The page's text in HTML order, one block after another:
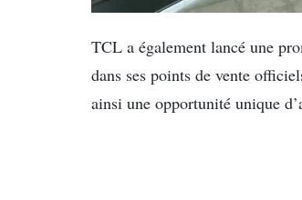
TCL a également lancé une
dans ses points de vente
ainsi une opportunité unique